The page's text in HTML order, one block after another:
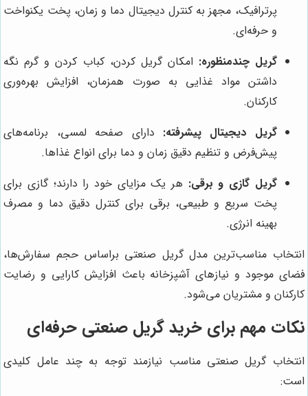
پرترافیک، مجهز به کنترل دیجیتال دما و زمان، پخت یکنواخت
و حرفه‌ای.
گریل چندمنظوره: امکان گریل کردن، کباب کردن و گرم نگه
داشتن مواد غذایی به صورت همزمان، افزایش بهره‌وری
کارکنان.
گریل دیجیتال پیشرفته: دارای صفحه لمسی، برنامه‌های
پیش‌فرض و تنظیم دقیق زمان و دما برای انواع غذاها.
گریل گازی و برقی: هر یک مزایای خود را دارند؛ گازی برای
پخت سریع و طبیعی، برقی برای کنترل دقیق دما و مصرف
بهینه انرژی.
انتخاب مناسب‌ترین مدل گریل صنعتی براساس حجم سفارش‌ها،
فضای موجود و نیازهای آشپزخانه باعث افزایش کارایی و رضایت
کارکنان و مشتریان می‌شود.
نکات مهم برای خرید گریل صنعتی حرفه‌ای
انتخاب گریل صنعتی مناسب نیازمند توجه به چند عامل کلیدی
است: